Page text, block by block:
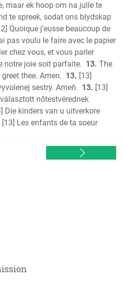
maar ek hoop om na julle te
te spreek, sodat ons blydskap
Quoique j'eusse beaucoup de
pas voulu le faire avec le papier
chez vous, et vous parler
notre joie soit parfaite. 13. The
thee. Amen. 13. [13]
sestry. Ameň. 13. [13]
nőtestvérednek
Die kinders van u uitverkore
[13] Les enfants de ta soeur